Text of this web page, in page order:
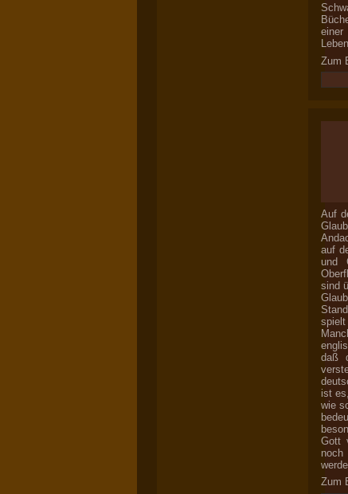
einer
Zum
Auf
auf
und
sind
spielt
daß
ist
wie
Gott
Zum